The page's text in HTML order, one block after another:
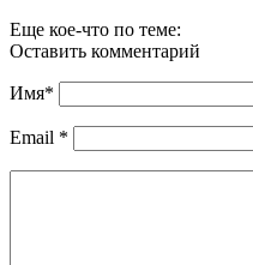
Еще кое-что по теме:
Оставить комментарий
Имя*
Email *